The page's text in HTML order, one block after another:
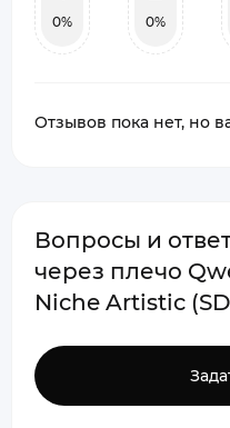
0% 0%
Отзывов пока нет, но
Вопросы и
через плечо
Niche Artistic